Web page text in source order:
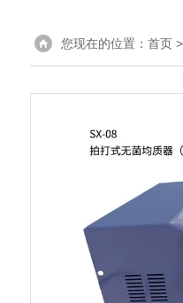
您现在的位置： 首页 >